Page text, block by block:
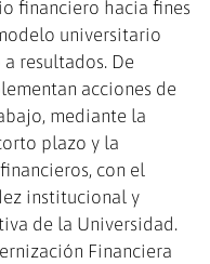
financiero hacia fines
universitario
resultados. De
acciones de
mediante la
plazo y la
con el
institucional y
de la Universidad.
Financiera